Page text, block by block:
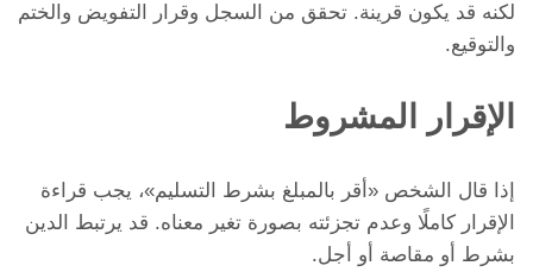
لكنه قد يكون قرينة. تحقق من السجل وقرار التفويض والختم
والتوقيع.
الإقرار المشروط
إذا قال الشخص «أقر بالمبلغ بشرط التسليم»، يجب قراءة
الإقرار كاملًا وعدم تجزئته بصورة تغير معناه. قد يرتبط الدين
بشرط أو مقاصة أو أجل.